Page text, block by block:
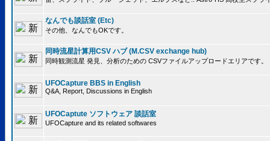
なんでも談話室 (Etc)
その他、なんでもOKです。
同時流星計算用CSV ハブ (M.CSV exchange hub)
同時観測流星 発見、分析のための CSVファイルアップロードエリアです。
UFOCapture BBS in English
Q&A, Report, Discussions in English
UFOCaptute ソフトウェア 談話室
UFOCapture and its related softwares